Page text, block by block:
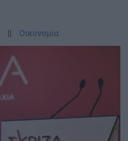
|| Οικονομία